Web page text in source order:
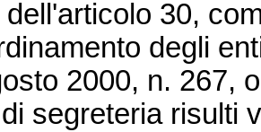
30,
degli
2000, n. 267,
segreteria risulti